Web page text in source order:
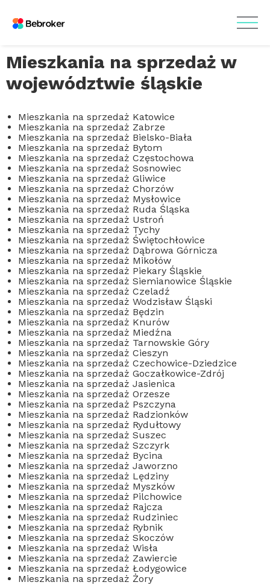
Mieszkania na sprzedaż w
województwie śląskie
Mieszkania na sprzedaż Katowice
Mieszkania na sprzedaż Zabrze
Mieszkania na sprzedaż Bielsko-Biała
Mieszkania na sprzedaż Bytom
Mieszkania na sprzedaż Częstochowa
Mieszkania na sprzedaż Sosnowiec
Mieszkania na sprzedaż Gliwice
Mieszkania na sprzedaż Chorzów
Mieszkania na sprzedaż Mysłowice
Mieszkania na sprzedaż Ruda Śląska
Mieszkania na sprzedaż Ustroń
Mieszkania na sprzedaż Tychy
Mieszkania na sprzedaż Świętochłowice
Mieszkania na sprzedaż Dąbrowa Górnicza
Mieszkania na sprzedaż Mikołów
Mieszkania na sprzedaż Piekary Śląskie
Mieszkania na sprzedaż Siemianowice Śląskie
Mieszkania na sprzedaż Czeladź
Mieszkania na sprzedaż Wodzisław Śląski
Mieszkania na sprzedaż Będzin
Mieszkania na sprzedaż Knurów
Mieszkania na sprzedaż Miedźna
Mieszkania na sprzedaż Tarnowskie Góry
Mieszkania na sprzedaż Cieszyn
Mieszkania na sprzedaż Czechowice-Dziedzice
Mieszkania na sprzedaż Goczałkowice-Zdrój
Mieszkania na sprzedaż Jasienica
Mieszkania na sprzedaż Orzesze
Mieszkania na sprzedaż Pszczyna
Mieszkania na sprzedaż Radzionków
Mieszkania na sprzedaż Rydułtowy
Mieszkania na sprzedaż Suszec
Mieszkania na sprzedaż Szczyrk
Mieszkania na sprzedaż Bycina
Mieszkania na sprzedaż Jaworzno
Mieszkania na sprzedaż Lędziny
Mieszkania na sprzedaż Myszków
Mieszkania na sprzedaż Pilchowice
Mieszkania na sprzedaż Rajcza
Mieszkania na sprzedaż Rudziniec
Mieszkania na sprzedaż Rybnik
Mieszkania na sprzedaż Skoczów
Mieszkania na sprzedaż Wisła
Mieszkania na sprzedaż Zawiercie
Mieszkania na sprzedaż Łodygowice
Mieszkania na sprzedaż Żory